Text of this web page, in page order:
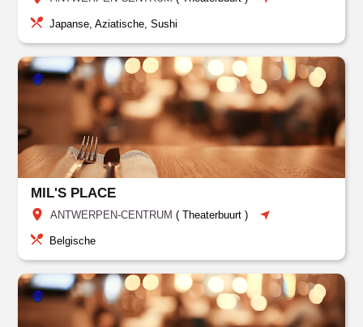
Japanse, Aziatische, Sushi
MIL'S PLACE
ANTWERPEN-CENTRUM (Theaterbuurt )
Belgische